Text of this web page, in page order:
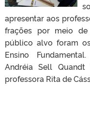
apresentar aos
frações por meio
público alvo foram
Ensino
Andréia Sell
professora Rita de